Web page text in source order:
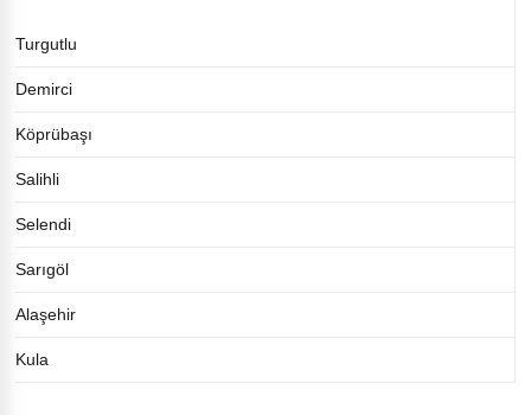
Turgutlu
Demirci
Köprübaşı
Salihli
Selendi
Sarıgöl
Alaşehir
Kula